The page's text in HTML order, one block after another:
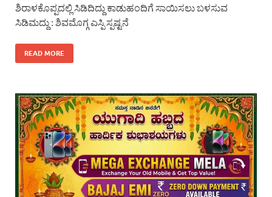
ಶಿರಾಳಕೊಪ್ಪದಲ್ಲಿ ಸಿಡಿದಿದ್ದು ಕಾಡುಹಂದಿಗೆ ಸಾಯಿಸಲು ಬಳಸುವ
ಸಿಡಿಮದ್ದು : ಶಿವಮೊಗ್ಗ ಎಸ್ಪಿ ಸ್ಪಷ್ಟನೆ
READ MORE